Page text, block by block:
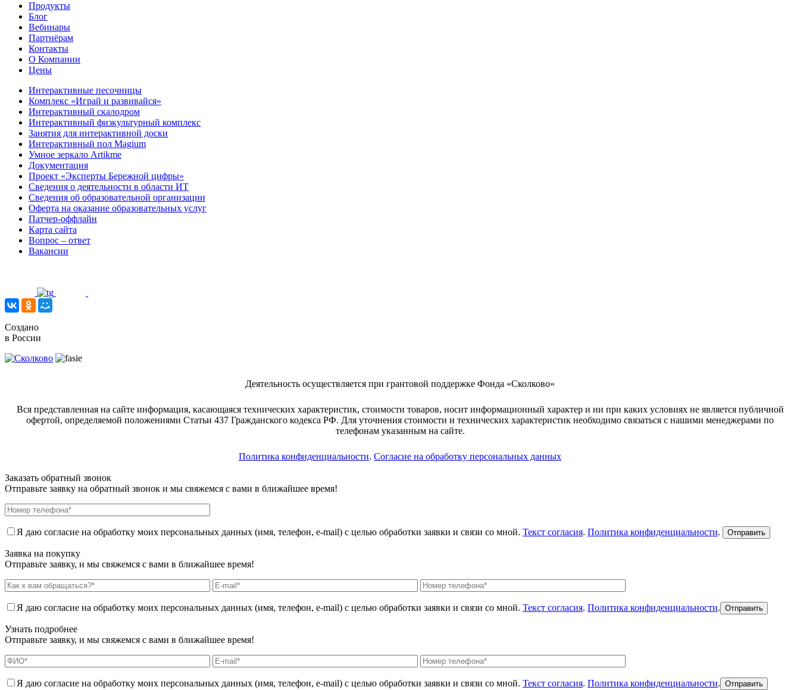
Продукты
Блог
Вебинары
Партнёрам
Контакты
О Компании
Цены
Интерактивные песочницы
Комплекс «Играй и развивайся»
Интерактивный скалодром
Интерактивный физкультурный комплекс
Занятия для интерактивной доски
Интерактивный пол Magium
Умное зеркало Artikme
Документация
Проект «Эксперты Бережной цифры»
Сведения о деятельности в области ИТ
Сведения об образовательной организации
Оферта на оказание образовательных услуг
Патчер-оффлайн
Карта сайта
Вопрос – ответ
Вакансии
Создано
в России
Деятельность осуществляется при грантовой поддержке Фонда «Сколково»
Вся представленная на сайте информация, касающаяся технических характеристик, стоимости товаров, носит информационный характер и ни при каких условиях не является публичной
офертой, определяемой положениями Статьи 437 Гражданского кодекса РФ. Для уточнения стоимости и технических характеристик необходимо связаться с нашими менеджерами по
телефонам указанным на сайте.
Политика конфиденциальности. Согласие на обработку персональных данных
Заказать обратный звонок
Отправьте заявку на обратный звонок и мы свяжемся с вами в ближайшее время!
Я даю согласие на обработку моих персональных данных (имя, телефон, e-mail) с целью обработки заявки и связи со мной. Текст согласия. Политика конфиденциальности.
Заявка на покупку
Отправьте заявку, и мы свяжемся с вами в ближайшее время!
Я даю согласие на обработку моих персональных данных (имя, телефон, e-mail) с целью обработки заявки и связи со мной. Текст согласия. Политика конфиденциальности.
Узнать подробнее
Отправьте заявку, и мы свяжемся с вами в ближайшее время!
Я даю согласие на обработку моих персональных данных (имя, телефон, e-mail) с целью обработки заявки и связи со мной. Текст согласия. Политика конфиденциальности.